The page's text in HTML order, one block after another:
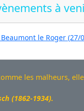
à
le Roger (27/
les malheurs,
(1862-1934).